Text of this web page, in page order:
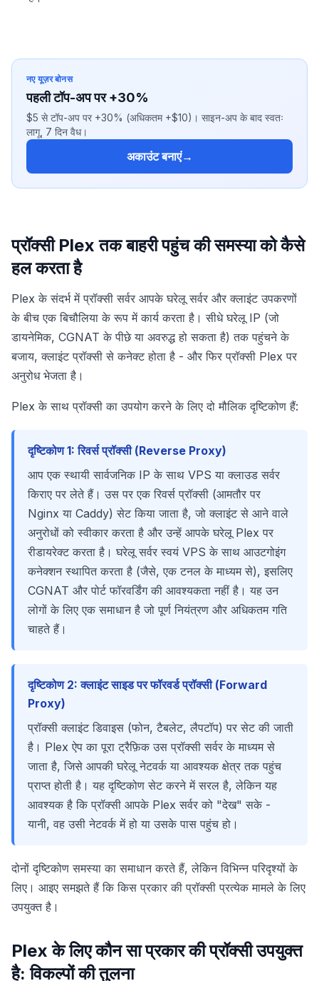
नए यूज़र बोनस
पहली टॉप-अप पर +30%
$5 से टॉप-अप पर +30% (अधिकतम +$10)। साइन-अप के बाद स्वतः
लागू, 7 दिन वैध।
अकाउंट बनाएं→
प्रॉक्सी Plex तक बाहरी पहुंच की समस्या को कैसे
हल करता है
Plex के संदर्भ में प्रॉक्सी सर्वर आपके घरेलू सर्वर और क्लाइंट उपकरणों
के बीच एक बिचौलिया के रूप में कार्य करता है। सीधे घरेलू IP (जो
डायनेमिक, CGNAT के पीछे या अवरुद्ध हो सकता है) तक पहुंचने के
बजाय, क्लाइंट प्रॉक्सी से कनेक्ट होता है - और फिर प्रॉक्सी Plex पर
अनुरोध भेजता है।
Plex के साथ प्रॉक्सी का उपयोग करने के लिए दो मौलिक दृष्टिकोण हैं:
दृष्टिकोण 1: रिवर्स प्रॉक्सी (Reverse Proxy)
आप एक स्थायी सार्वजनिक IP के साथ VPS या क्लाउड सर्वर
किराए पर लेते हैं। उस पर एक रिवर्स प्रॉक्सी (आमतौर पर
Nginx या Caddy) सेट किया जाता है, जो क्लाइंट से आने वाले
अनुरोधों को स्वीकार करता है और उन्हें आपके घरेलू Plex पर
रीडायरेक्ट करता है। घरेलू सर्वर स्वयं VPS के साथ आउटगोइंग
कनेक्शन स्थापित करता है (जैसे, एक टनल के माध्यम से), इसलिए
CGNAT और पोर्ट फॉरवर्डिंग की आवश्यकता नहीं है। यह उन
लोगों के लिए एक समाधान है जो पूर्ण नियंत्रण और अधिकतम गति
चाहते हैं।
दृष्टिकोण 2: क्लाइंट साइड पर फॉरवर्ड प्रॉक्सी (Forward
Proxy)
प्रॉक्सी क्लाइंट डिवाइस (फोन, टैबलेट, लैपटॉप) पर सेट की जाती
है। Plex ऐप का पूरा ट्रैफ़िक उस प्रॉक्सी सर्वर के माध्यम से
जाता है, जिसे आपकी घरेलू नेटवर्क या आवश्यक क्षेत्र तक पहुंच
प्राप्त होती है। यह दृष्टिकोण सेट करने में सरल है, लेकिन यह
आवश्यक है कि प्रॉक्सी आपके Plex सर्वर को "देख" सके -
यानी, वह उसी नेटवर्क में हो या उसके पास पहुंच हो।
दोनों दृष्टिकोण समस्या का समाधान करते हैं, लेकिन विभिन्न परिदृश्यों के
लिए। आइए समझते हैं कि किस प्रकार की प्रॉक्सी प्रत्येक मामले के लिए
उपयुक्त है।
Plex के लिए कौन सा प्रकार की प्रॉक्सी उपयुक्त
है: विकल्पों की तुलना